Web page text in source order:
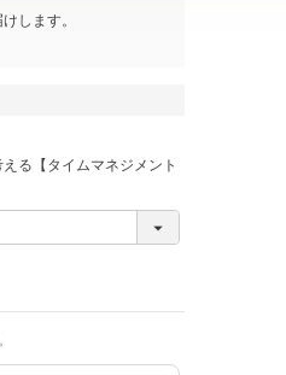
します。
る【タイムマネジメント